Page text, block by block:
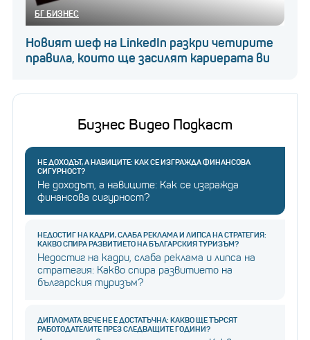
БГ БИЗНЕС
Новият шеф на LinkedIn разкри четирите
правила, които ще засилят кариерата ви
Бизнес Видео Подкаст
НЕ ДОХОДЪТ, А НАВИЦИТЕ: КАК СЕ ИЗГРАЖДА ФИНАНСОВА
СИГУРНОСТ?
Не доходът, а навиците: Как се изгражда
финансова сигурност?
НЕДОСТИГ НА КАДРИ, СЛАБА РЕКЛАМА И ЛИПСА НА СТРАТЕГИЯ:
КАКВО СПИРА РАЗВИТИЕТО НА БЪЛГАРСКИЯ ТУРИЗЪМ?
Недостиг на кадри, слаба реклама и липса на
стратегия: Какво спира развитието на
българския туризъм?
ДИПЛОМАТА ВЕЧЕ НЕ Е ДОСТАТЪЧНА: КАКВО ЩЕ ТЪРСЯТ
РАБОТОДАТЕЛИТЕ ПРЕЗ СЛЕДВАЩИТЕ ГОДИНИ?